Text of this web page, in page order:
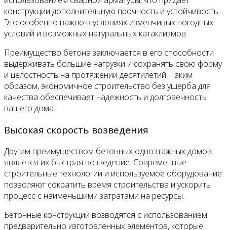
конструкции дополнительную прочность и устойчивость.
Это особенно важно в условиях изменчивых погодных
условий и возможных натуральных катаклизмов.
Преимущество бетона заключается в его способности
выдерживать большие нагрузки и сохранять свою форму
и целостность на протяжении десятилетий. Таким
образом, экономичное строительство без ущерба для
качества обеспечивает надежность и долговечность
вашего дома.
Высокая скорость возведения
Другим преимуществом бетонных одноэтажных домов
является их быстрая возведение. Современные
строительные технологии и используемое оборудование
позволяют сократить время строительства и ускорить
процесс с наименьшими затратами на ресурсы.
Бетонные конструкции возводятся с использованием
предварительно изготовленных элементов, которые